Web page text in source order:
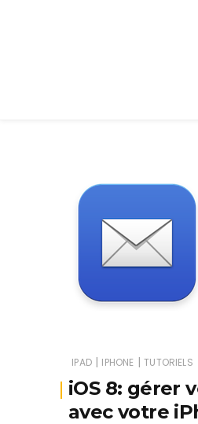
IPAD | IPHONE | TUTORIELS
iOS 8: gérer
avec votre